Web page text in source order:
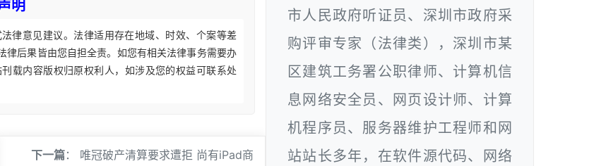
明
律意见建议。法律适用存在地域、时效、个案等差
后果皆由您自担全责。如您有相关法律事务需要办
载内容版权归原权利人，如涉及您的权益可联系处
下一篇： 唯冠破产清算要求遭拒 尚有iPad商
市人民政府听证员、深圳市政府采
购评审专家（法律类），深圳市某
区建筑工务署公职律师、计算机信
息网络安全员、网页设计师、计算
机程序员、服务器维护工程师和网
站站长多年，在软件源代码、网络